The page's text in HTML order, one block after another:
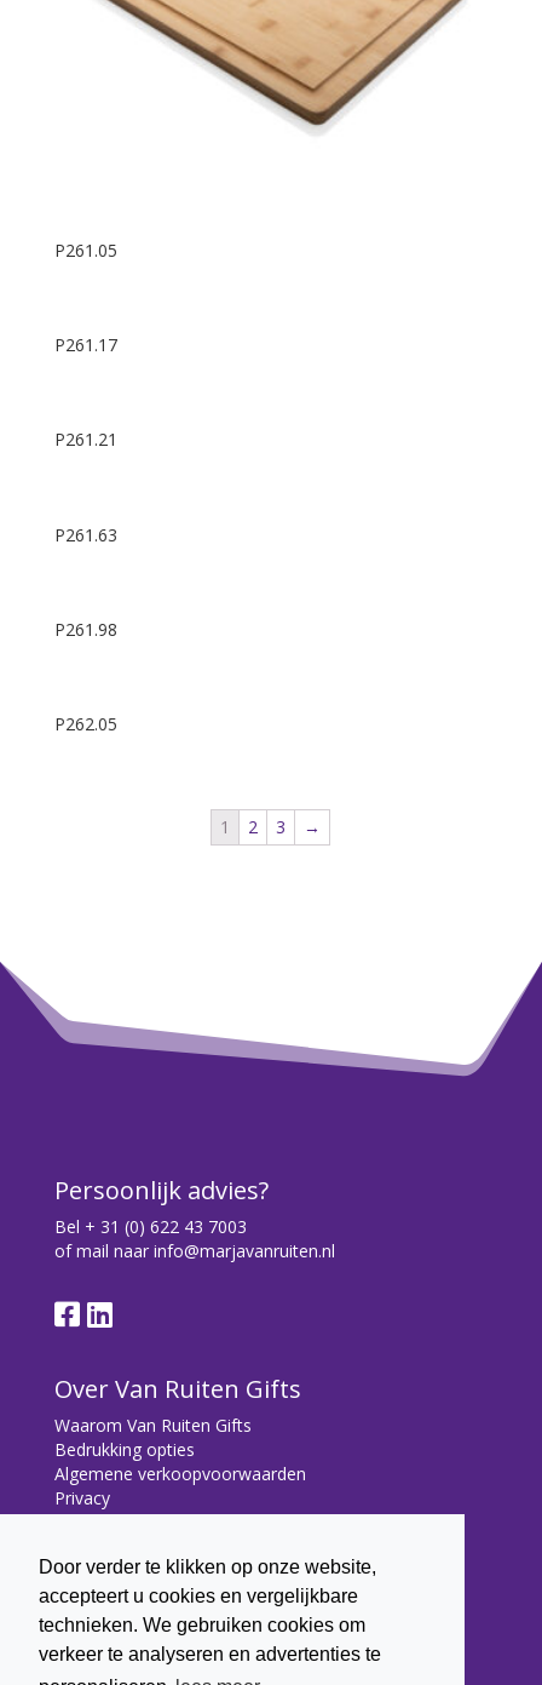
Door verder te klikken op onze website,
accepteert u cookies en vergelijkbare
technieken. We gebruiken cookies om
verkeer te analyseren en advertenties te
P261.05
P261.17
P261.21
P261.63
P261.98
P262.05
1 2 3 →
Persoonlijk advies?
Bel + 31 (0) 622 43 7003
of mail naar info@marjavanruiten.nl
Over Van Ruiten Gifts
Waarom Van Ruiten Gifts
Bedrukking opties
Algemene verkoopvoorwaarden
Privacy
Contact
Bryonialaan 5
3233 VA Oostvoorne
+31 (0) 6 22 43 7003